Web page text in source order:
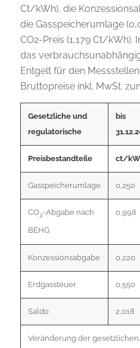
Ct/kWh), die
die Gasspeicherumlage
CO2-Preis (1,179 Ct/kWh).
das
Entgelt für den
Bruttopreise inkl. MwSt.
Gesetzliche und
regulatorische
bis
Preisbestandteile ct/
Gasspeicherumlage 0,250
CO2-Abgabe nach
BEHG
0,998
Konzessionsabgabe 0,220
Erdgassteuer 0,550
Saldo 2,018
Veränderung der